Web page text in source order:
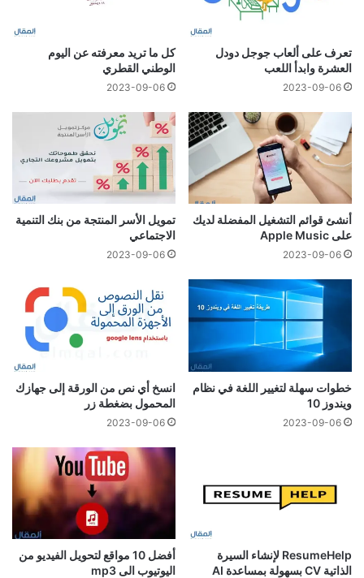
تعرف على ألعاب جوجل دودل
العشرة وابدأ اللعب
2023-09-06
كل ما تريد معرفته عن اليوم
الوطني القطري
2023-09-06
أنشئ قوائم التشغيل المفضلة لديك
على Apple Music
2023-09-06
تمويل الأسر المنتجة من بنك التنمية
الاجتماعي
2023-09-06
خطوات سهلة لتغيير اللغة في نظام
ويندوز 10
2023-09-06
انسخ أي نص من الورقة إلى جهازك
المحمول بضغطة زر
2023-09-06
ResumeHelp لإنشاء السيرة
الذاتية CV بسهولة بمساعدة AI
أفضل 10 مواقع لتحويل الفيديو من
اليوتيوب الى mp3